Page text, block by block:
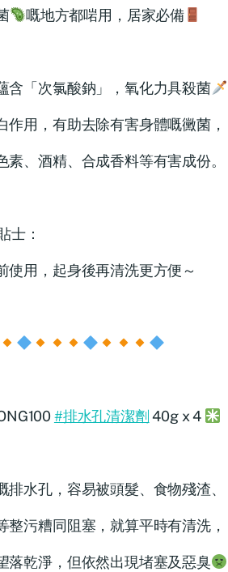
嘅地方都啱用，居家必備
含「次氯酸鈉」，氧化力具殺菌
作用，有助去除有害身體嘅黴菌，
素、酒精、合成香料等有害成份。
士：
使用，起身後再清洗更方便～
#排水孔清潔劑 40g x 4
排水孔，容易被頭髮、食物殘渣、
整污糟同阻塞，就算平時有清洗，
落乾淨，但依然出現堵塞及惡臭